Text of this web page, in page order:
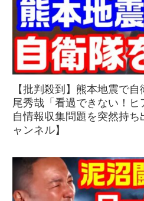
【批判殺到】熊本地震で
尾秀哉「看過できない！ヒ
自情報収集問題を突然持
ャンネル】